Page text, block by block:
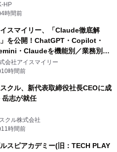
HP
4時間前
スマイリー、「Claude徹底解
を公開！ChatGPT・Copilot・
・Claudeを機能別／業務別に
―自社に合う生成AIの選び方がわ
実践ガイド
会社アイスマイリー
10時間前
クル、新代表取締役社長CEOに成
岳志が就任
クル株式会社
11時間前
スピアカデミー(旧：TECH PLAY